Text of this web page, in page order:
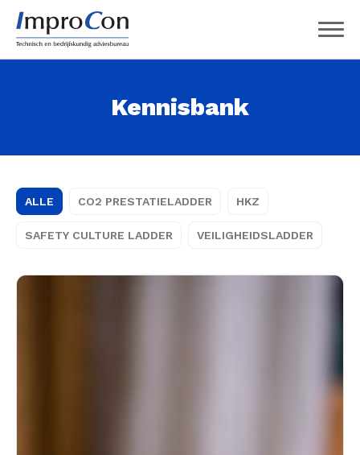
Kennisbank
ALLE CO2 PRESTATIELADDER HKZ
SAFETY CULTURE LADDER VEILIGHEIDSLADDER